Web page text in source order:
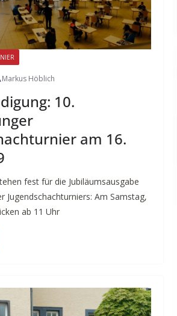
Markus Höblich
10.
am 16.
fest für die Jubiläumsausgabe
Jugendschachturniers: Am Samstag,
ab 11 Uhr